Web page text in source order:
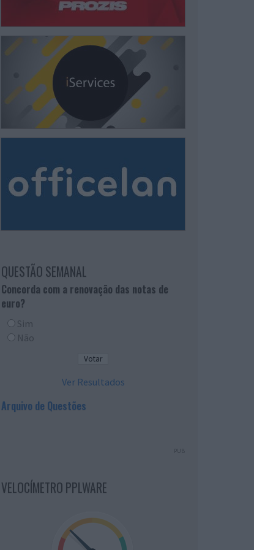
QUESTÃO SEMANAL
Concorda com a renovação das notas de
euro?
Sim
Não
Ver Resultados
Arquivo de Questões
PUB
VELOCÍMETRO PPLWARE